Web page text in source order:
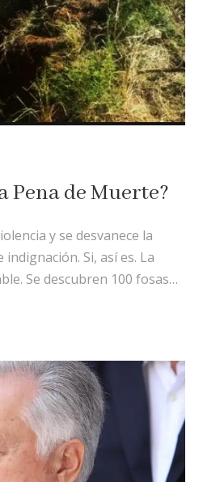
Pena de Muerte?
y se desvanece la
Si, así es. La
Se descubren 100 fosas…